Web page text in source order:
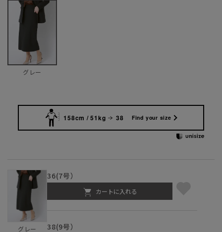
グレー
158cm / 51kg 38 Find your size
グレー
36(7号）
カートに入れる
38(9号）